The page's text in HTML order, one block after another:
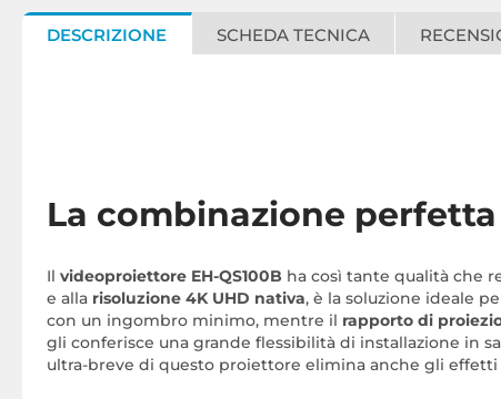
DESCRIZIONE SCHEDA TECNICA
La combinazione
Il videoproiettore EH-QS100B ha così tante qualità che
e alla risoluzione 4K UHD nativa, è la soluzione ideale
con un ingombro minimo, mentre il rapporto di
gli conferisce una grande flessibilità di installazione in
ultra-breve di questo proiettore elimina anche gli